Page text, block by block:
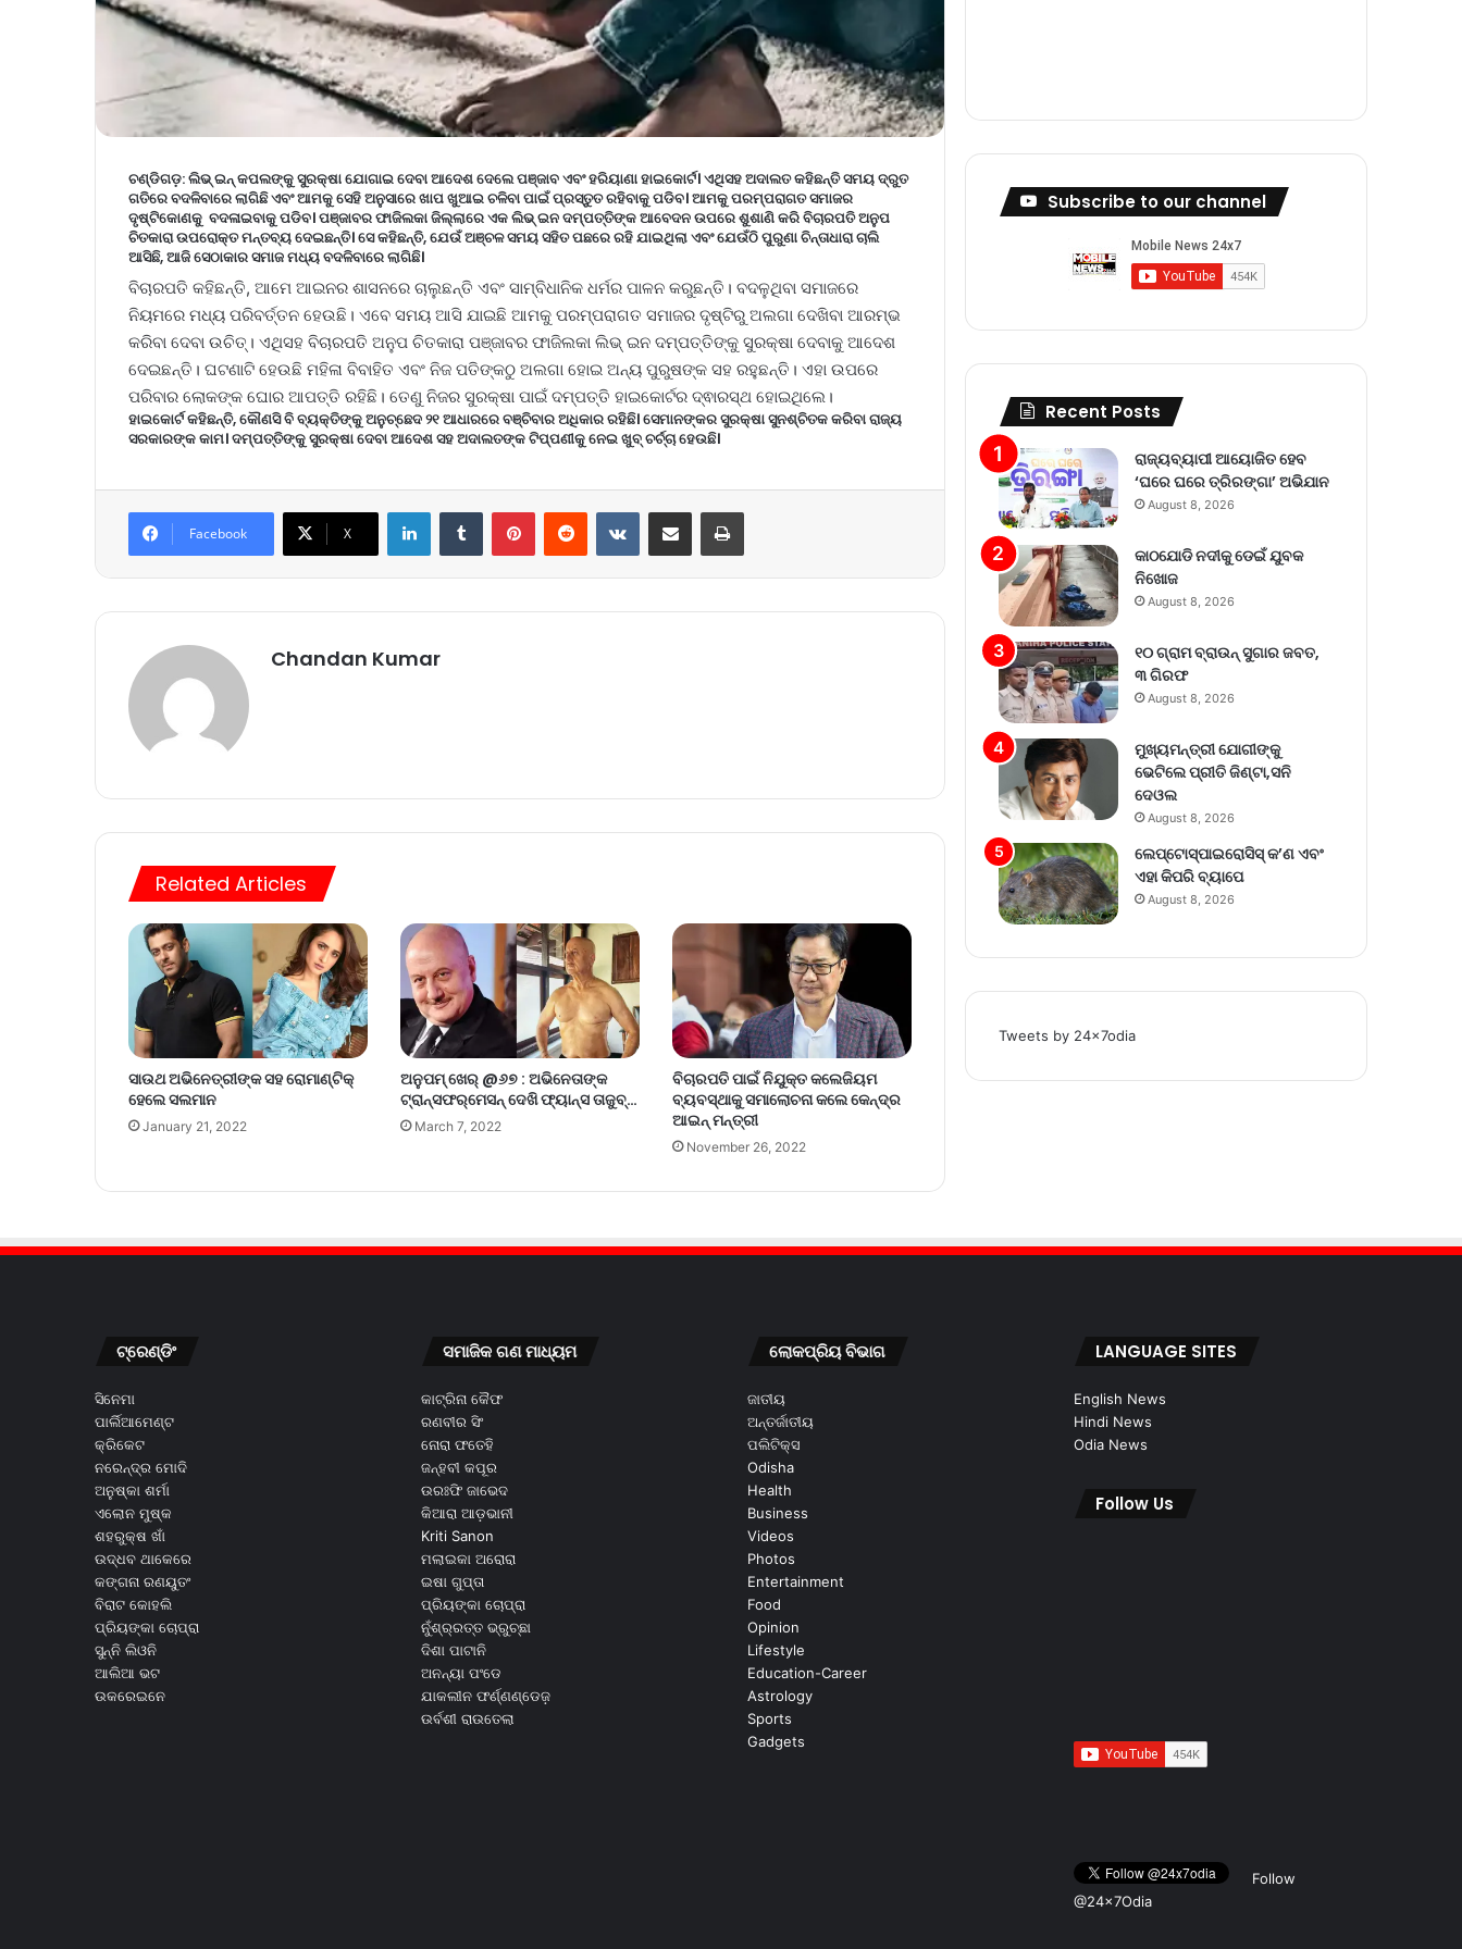
ଚଣ୍ଡିଗଡ଼:ଲିଭ୍ ଇନ୍ କପଲଙ୍କୁ ସୁରକ୍ଷା ଯୋଗାଇ ଦେବା ଆଦେଶ ଦେଲେ ପଞ୍ଜାବ ଏବଂ ହରିୟାଣା ହାଇକୋର୍ଟ। ଏଥିସହ ଅଦାଲତ କହିଛନ୍ତି ସମୟ ଦ୍ରୁତ
ଗତିରେ ବଦଳିବାରେ ଲାଗିଛି ଏବଂ ଆମକୁ ସେହି ଅନୁସାରେ ଖାପ ଖୁଆଇ ଚଳିବା ପାଇଁ ପ୍ରସ୍ତୁତ ରହିବାକୁ ପଡିବ। ଆମକୁ ପରମ୍ପରାଗତ ସମାଜର
ଦୃଷ୍ଟିକୋଣକୁ ବଦଳାଇବାକୁ ପଡିବ। ପଞ୍ଜାବର ଫାଜିଲକା ଜିଲ୍ଲାରେ ଏକ ଲିଭ୍ ଇନ ଦମ୍ପତ୍ତିଙ୍କ ଆବେଦନ ଉପରେ ଶୁଶାଣି କରି ବିଚାରପତି ଅନୁପ
ଚିତକାରା ଉପରୋକ୍ତ ମନ୍ତବ୍ୟ ଦେଇଛନ୍ତି। ସେ କହିଛନ୍ତି, ଯେଉଁ ଅଞ୍ଚଳ ସମୟ ସହିତ ପଛରେ ରହି ଯାଇଥିଲା ଏବଂ ଯେଉଁଠି ପୁରୁଣା ଚିନ୍ତାଧାରା ଚାଲି
ଆସିଛି, ଆଜି ସେଠାକାର ସମାଜ ମଧ୍ୟ ବଦଳିବାରେ ଲାଗିଛି।
ବିଚାରପତି କହିଛନ୍ତି, ଆମେ ଆଇନର ଶାସନରେ ଚାଲୁଛନ୍ତି ଏବଂ ସାମ୍ବିଧାନିକ ଧର୍ମର ପାଳନ କରୁଛନ୍ତି। ବଦଳୁଥିବା ସମାଜରେ
ନିୟମରେ ମଧ୍ୟ ପରିବର୍ତ୍ତନ ହେଉଛି। ଏବେ ସମୟ ଆସି ଯାଇଛି ଆମକୁ ପରମ୍ପରାଗତ ସମାଜର ଦୃଷ୍ଟିରୁ ଅଲଗା ଦେଖିବା ଆରମ୍ଭ
କରିବା ଦେବା ଉଚିତ୍। ଏଥିସହ ବିଚାରପତି ଅନୁପ ଚିତକାରା ପଞ୍ଜାବର ଫାଜିଲକା ଲିଭ୍ ଇନ ଦମ୍ପତ୍ତିଙ୍କୁ ସୁରକ୍ଷା ଦେବାକୁ ଆଦେଶ
ଦେଇଛନ୍ତି। ଘଟଣାଟି ହେଉଛି ମହିଳା ବିବାହିତ ଏବଂ ନିଜ ପତିଙ୍କଠୁ ଅଲଗା ହୋଇ ଅନ୍ୟ ପୁରୁଷଙ୍କ ସହ ରହୁଛନ୍ତି। ଏହା ଉପରେ
ପରିବାର ଲୋକଙ୍କ ଘୋର ଆପତ୍ତି ରହିଛି। ତେଣୁ ନିଜର ସୁରକ୍ଷା ପାଇଁ ଦମ୍ପତ୍ତି ହାଇକୋର୍ଟର ଦ୍ଵାରସ୍ଥ ହୋଇଥିଲେ।
ହାଇକୋର୍ଟ କହିଛନ୍ତି, କୌଣସି ବି ବ୍ୟକ୍ତିଙ୍କୁ ଅନୁଚ୍ଛେଦ ୨୧ ଆଧାରରେ ବଞ୍ଚିବାର ଅଧିକାର ରହିଛି। ସେମାନଙ୍କର ସୁରକ୍ଷା ସୁନଶ୍ଚିତକ କରିବା ରାଜ୍ୟ
ସରକାରଙ୍କ କାମ। ଦମ୍ପତ୍ତିଙ୍କୁ ସୁରକ୍ଷା ଦେବା ଆଦେଶ ସହ ଅଦାଲତଙ୍କ ଟିପ୍ପଣୀକୁ ନେଇ ଖୁବ୍ ଚର୍ଚ୍ଚା ହେଉଛି।
Facebook X
Chandan Kumar
Related Articles
ସାଉଥ ଅଭିନେତ୍ରୀଙ୍କ ସହ ରୋମାଣ୍ଟିକ୍‌
ହେଲେ ସଲମାନ
January 21, 2022
ଅନୁପମ୍‌ ଖେର୍‌ @୬୭ : ଅଭିନେତାଙ୍କ
ଟ୍ରାନ୍ସଫର୍‌ମେସନ୍‌ ଦେଖି ଫ୍ୟାନ୍ସ ତାଜୁବ୍‌…
March 7, 2022
ବିଚାରପତି ପାଇଁ ନିଯୁକ୍ତ କଲେଜିୟମ
ବ୍ୟବସ୍ଥାକୁ ସମାଲୋଚନା କଲେ କେନ୍ଦ୍ର
ଆଇନ୍ ମନ୍ତ୍ରୀ
November 26, 2022
Subscribe to our channel
Recent Posts
ରାଜ୍ୟବ୍ୟାପୀ ଆୟୋଜିତ ହେବ
‘ଘରେ ଘରେ ତ୍ରିରଙ୍ଗା’ ଅଭିଯାନ
August 8, 2026
କାଠଯୋଡି ନଦୀକୁ ଡେଇଁ ଯୁବକ
ନିଖୋଜ
August 8, 2026
୧୦ ଗ୍ରାମ ବ୍ରାଉନ୍ ସୁଗାର ଜବତ,
୩ ଗିରଫ
August 8, 2026
ମୁଖ୍ୟମନ୍ତ୍ରୀ ଯୋଗୀଙ୍କୁ
ଭେଟିଲେ ପ୍ରୀତି ଜିଣ୍ଟା,ସନି
ଦେଓଲ
August 8, 2026
ଲେପ୍ଟୋସ୍ପାଇରୋସିସ୍ କ’ଣ ଏବଂ
ଏହା କିପରି ବ୍ୟାପେ
August 8, 2026
Tweets by 24x7odia
ଟ୍ରେଣ୍ଡିଂ
ସିନେମା
ପାର୍ଲିଆମେଣ୍ଟ
କ୍ରିକେଟ
ନରେନ୍ଦ୍ର ମୋଦି
ଅନୁଷ୍କା ଶର୍ମା
ଏଲୋନ ମୁଷ୍କ
ଶହରୁକ୍ଷ ଖାଁ
ଉଦ୍ଧବ ଥାକେରେ
କଙ୍ଗନା ରଣୟୁତଂ
ବିରାଟ କୋହଲି
ପ୍ରିୟଙ୍କା ଚୋପ୍ରା
ସୁନ୍ନି ଲିଓନି
ଆଲିଆ ଭଟ
ଉକରେଇନେ
ସମାଜିକ ଗଣ ମାଧ୍ୟମ
କାଟ୍ରିନା କୈଫ
ରଣବୀର ସିଂ
ନୋରା ଫତେହି
ଜନ୍ହବୀ କପୂର
ଉରଃଫି ଜାଭେଦ
କିଆରା ଆଡ଼ଭାନୀ
Kriti Sanon
ମଲାଇକା ଅରୋରା
ଇଷା ଗୁପ୍ତା
ପ୍ରିୟଙ୍କା ଚୋପ୍ରା
ନୁଁଶ୍ର୍ରତ୍ତ ଭ୍ରୁଚ୍ଛା
ଦିଶା ପାଟାନି
ଅନନ୍ୟା ପଂଡେ
ଯାକଲୀନ ଫର୍ଣ୍ଣଣ୍ଡେଜ଼
ଉର୍ବଶୀ ରାଉତେଲା
ଲୋକପ୍ରିୟ ବିଭାଗ
ଜାତୀୟ
ଅନ୍ତର୍ଜାତୀୟ
ପଲିଟିକ୍ସ
Odisha
Health
Business
Videos
Photos
Entertainment
Food
Opinion
Lifestyle
Education-Career
Astrology
Sports
Gadgets
LANGUAGE SITES
English News
Hindi News
Odia News
Follow Us
Follow
@24x7Odia